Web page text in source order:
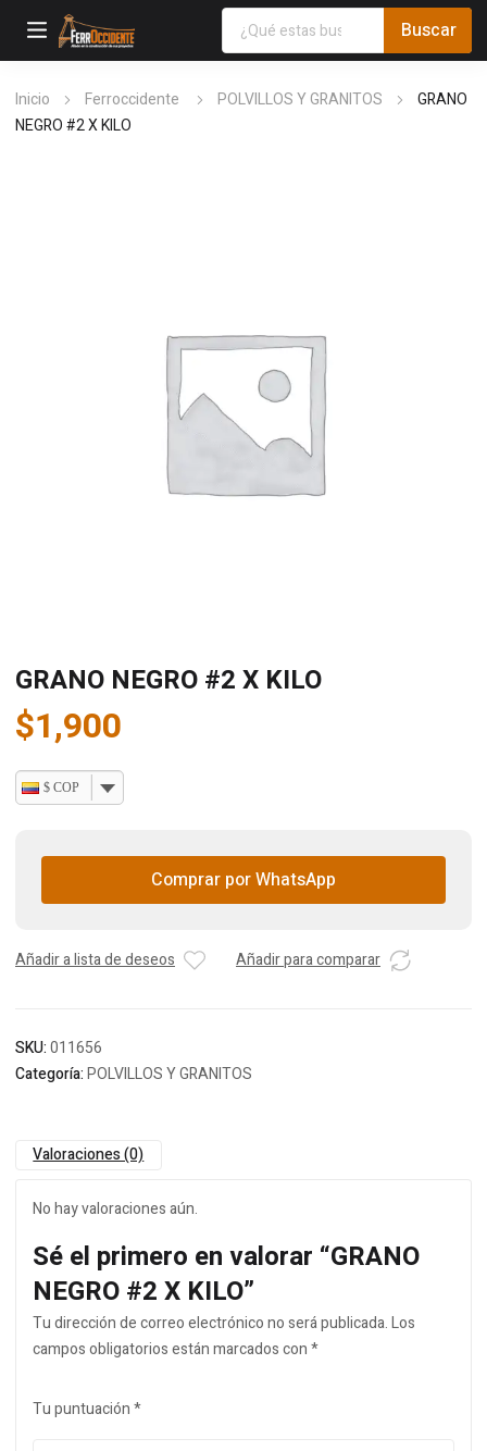
Inicio Ferroccidente POLVILLOS Y GRANITOS
GRANO
NEGRO #2 X KILO
GRANO NEGRO #2 X KILO
$1,900
$ COP
Comprar por WhatsApp
Añadir a lista de deseos Añadir para comparar
SKU:011656
Categoría:POLVILLOS Y GRANITOS
Valoraciones (0)
No hay valoraciones aún.
Sé el primero en valorar “GRANO
NEGRO #2 X KILO”
Tu dirección de correo electrónico no será publicada.Los
campos obligatorios están marcados con*
Tu puntuación*